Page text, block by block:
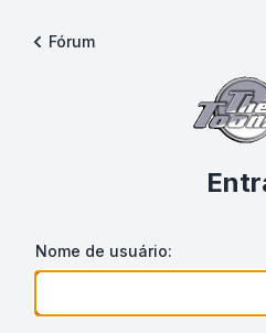
Fórum
Nome de usuário: